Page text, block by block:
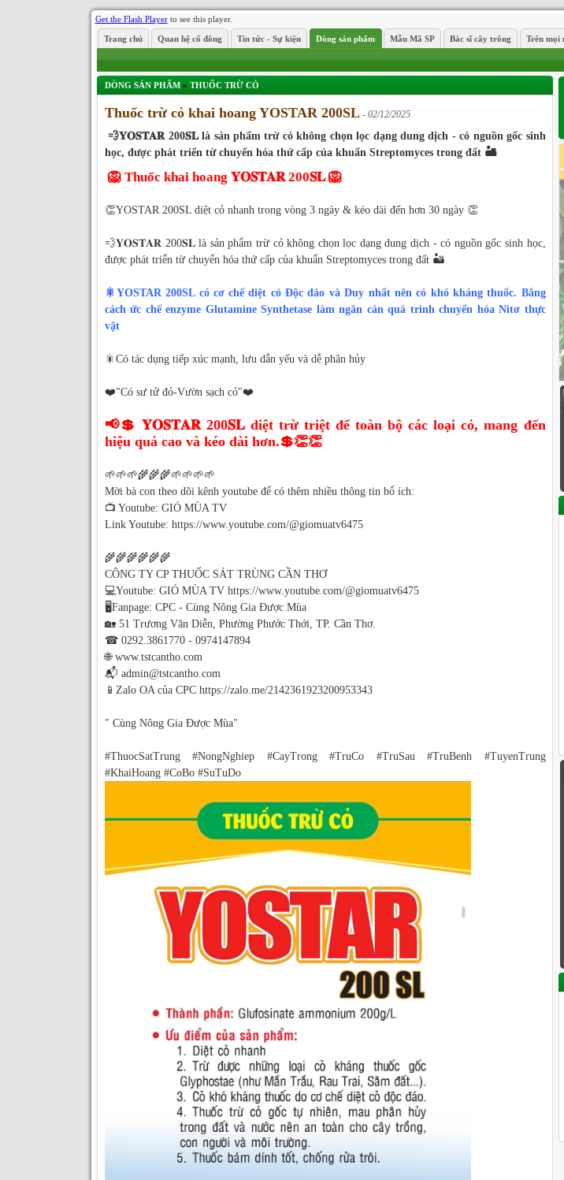
Get the Flash Playerto see this player.
Trang chủ Quan hệ cổ đông Tin tức - Sự kiện Dòng sản phẩm Mẫu Mã SP Bác sĩ cây trông Trên mọi
DÒNG SẢN PHẨM » THUỐC TRỪ CỎ
Thuốc trừ cỏ khai hoang YOSTAR 200SL- 02/12/2025
💨𝐘𝐎𝐒𝐓𝐀𝐑 200𝐒𝐋 là sản phẩm trừ cỏ không chọn lọc dạng dung dịch - có nguồn gốc sinh
học, được phát triển từ chuyển hóa thứ cấp của khuẩn Streptomyces trong đất 🏜️
🦁 Thuốc khai hoang 𝐘𝐎𝐒𝐓𝐀𝐑 200𝐒𝐋 🦁
👏YOSTAR 200SL diệt cỏ nhanh trong vòng 3 ngày & kéo dài đến hơn 30 ngày 👏
💨𝐘𝐎𝐒𝐓𝐀𝐑 200𝐒𝐋 là sản phẩm trừ cỏ không chọn lọc dạng dung dịch - có nguồn gốc sinh học,
được phát triển từ chuyển hóa thứ cấp của khuẩn Streptomyces trong đất 🏜️
🎇YOSTAR 200SL có cơ chế diệt cỏ Độc đáo và Duy nhất nên cỏ khó kháng thuốc. Bằng
cách ức chế enzyme Glutamine Synthetase làm ngăn cản quá trình chuyển hóa Nitơ thực
vật
🎇Có tác dụng tiếp xúc mạnh, lưu dẫn yếu và dễ phân hủy
❤️"Có sư tử đỏ-Vườn sạch cỏ"❤️
📢💲 𝐘𝐎𝐒𝐓𝐀𝐑 200𝐒𝐋 diệt trừ triệt để toàn bộ các loại cỏ, mang đến
hiệu quả cao và kéo dài hơn.💲👏👏
🌱🌱🌱🌾🌾🌾🌱🌱🌱🌱
Mời bà con theo dõi kênh youtube để có thêm nhiều thông tin bổ ích:
📺 Youtube: GIÓ MÙA TV
Link Youtube: https://www.youtube.com/@giomuatv6475
🌾🌾🌾🌾🌾🌾
CÔNG TY CP THUỐC SÁT TRÙNG CẦN THƠ
💻Youtube: GIÓ MÙA TV https://www.youtube.com/@giomuatv6475
🖥️Fanpage: CPC - Cùng Nông Gia Được Mùa
🏡 51 Trương Văn Diễn, Phường Phước Thới, TP. Cần Thơ.
☎ 0292.3861770 - 0974147894
🌐 www.tstcantho.com
📬 admin@tstcantho.com
📱Zalo OA của CPC https://zalo.me/2142361923200953343
" Cùng Nông Gia Được Mùa"
#ThuocSatTrung #NongNghiep #CayTrong #TruCo #TruSau #TruBenh #TuyenTrung
#KhaiHoang #CoBo #SuTuDo